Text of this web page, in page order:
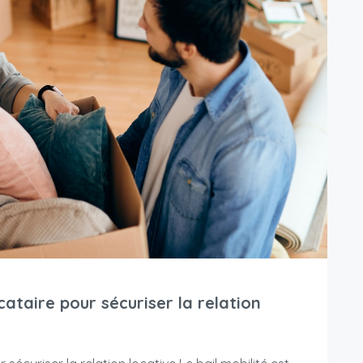
pour sécuriser la relation